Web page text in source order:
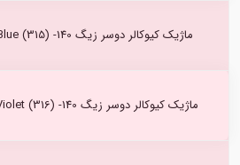
ماژیک کیوکالر دوسر زیگ Persian Blue (315) -140
ماژیک کیوکالر دوسر زیگ Menthol Violet (316) -140